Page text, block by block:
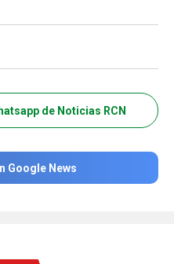
de Noticias RCN
Google News